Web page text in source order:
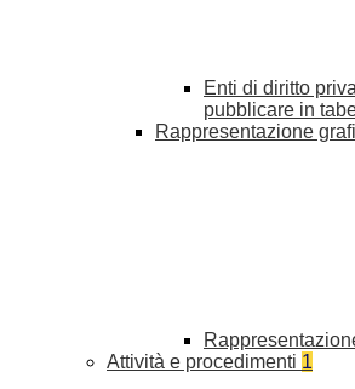
Enti di diritto
pubblicare in
Rappresentazione
Attività e procedimenti 1